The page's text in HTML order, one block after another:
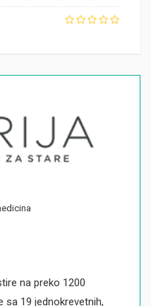
na preko 1200
sa 19 jednokrevetnih,